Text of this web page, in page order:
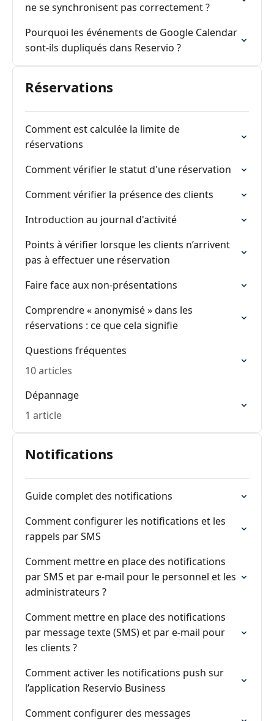
ne se synchronisent pas correctement ?
Pourquoi les événements de Google Calendar
sont-ils dupliqués dans Reservio ?
Réservations
Comment est calculée la limite de
réservations
Comment vérifier le statut d'une réservation
Comment vérifier la présence des clients
Introduction au journal d'activité
Points à vérifier lorsque les clients n’arrivent
pas à effectuer une réservation
Faire face aux non-présentations
Comprendre « anonymisé » dans les
réservations : ce que cela signifie
Questions fréquentes
10 articles
Dépannage
1 article
Notifications
Guide complet des notifications
Comment configurer les notifications et les
rappels par SMS
Comment mettre en place des notifications
par SMS et par e-mail pour le personnel et les
administrateurs ?
Comment mettre en place des notifications
par message texte (SMS) et par e-mail pour
les clients ?
Comment activer les notifications push sur
l’application Reservio Business
Comment configurer des messages